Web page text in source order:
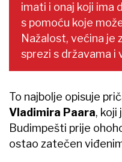
imati i onaj koji ima
s pomoću koje
Nažalost, većina je
sprezi s državama i
To najbolje opisuje
Vladimira Paara, koji
Budimpešti prije
ostao zatečen